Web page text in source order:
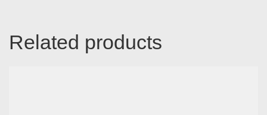
Related products